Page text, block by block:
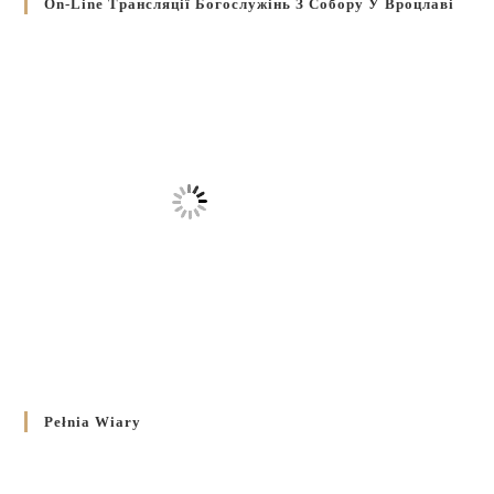
On-Line Трансляції Богослужінь З Собору У Вроцлаві
Pełnia Wiary